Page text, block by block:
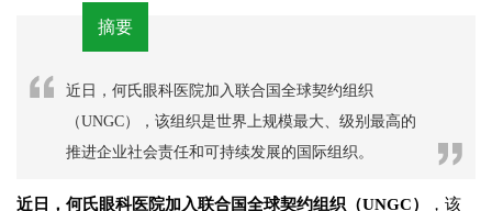
摘要
近日，何氏眼科医院加入联合国全球契约组织
（UNGC），该组织是世界上规模最大、级别最高的
推进企业社会责任和可持续发展的国际组织。
近日，何氏眼科医院加入联合国全球契约组织（UNGC）
，该